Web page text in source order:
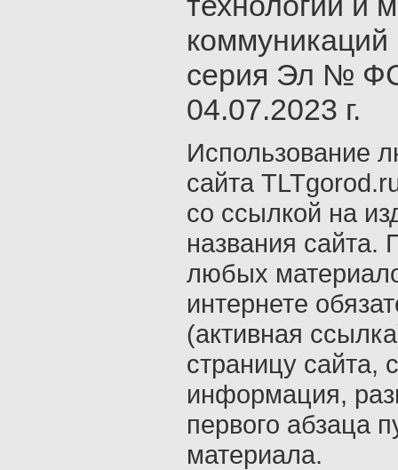
серия Эл №
04.07.2023 г.
Использование
сайта
со ссылкой на
названия сайта.
любых
интернете
(активная
страницу сайта,
информация,
первого абзаца
материала.